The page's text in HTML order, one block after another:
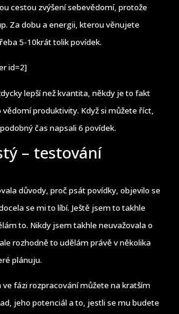
cestou zvýšení sebevědomí, protože
Za dobu a energii, kterou věnujete
5-10krát tolik povídek.
id=2]
lepší než kvantita, někdy je to fakt
produktivity. Když si můžete říct,
čas napsali 6 povídek.
– testování
důvody, proč psát povídky, objevilo se
se mi to líbí. Ještě jsem to takhle
to. Nikdy jsem takhle neuvažovala o
rozhodně to udělám právě v několika
plánuju.
fázi rozpracování můžete na kratším
jeho potenciál a to, jestli se mu budete